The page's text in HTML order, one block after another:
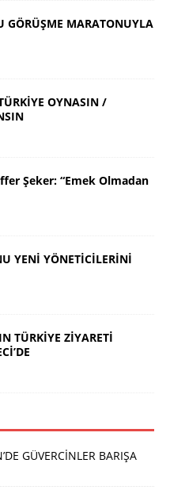
GÖRÜŞME MARATONUYLA
OYNASIN /
Şeker: “Emek Olmadan
YENİ YÖNETİCİLERİNİ
TÜRKİYE ZİYARETİ
GÜVERCİNLER BARIŞA